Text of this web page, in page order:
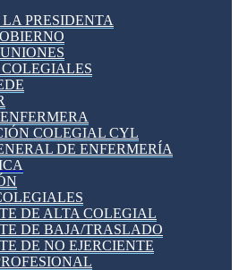
PRESIDENTA
COLEGIAL CYL
DE ENFERMERÍA
DE ALTA COLEGIAL
DE BAJA/TRASLADO
DE NO EJERCIENTE